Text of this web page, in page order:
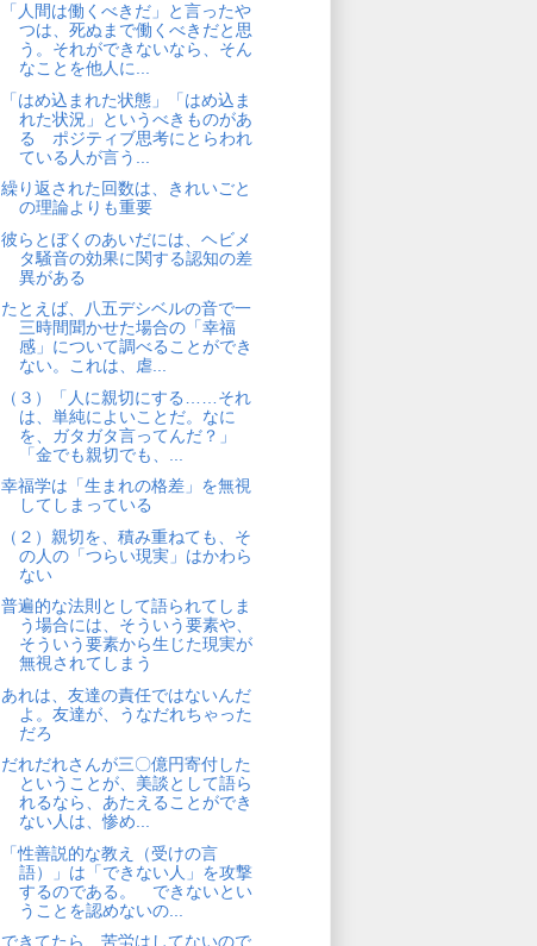
「人間は働くべきだ」と言ったや
つは、死ぬまで働くべきだと思
う。それができないなら、そん
なことを他人に...
「はめ込まれた状態」「はめ込ま
れた状況」というべきものがあ
る ポジティブ思考にとらわれ
ている人が言う...
繰り返された回数は、きれいごと
の理論よりも重要
彼らとぼくのあいだには、ヘビメ
タ騒音の効果に関する認知の差
異がある
たとえば、八五デシベルの音で一
三時間聞かせた場合の「幸福
感」について調べることができ
ない。これは、虐...
（３）「人に親切にする……それ
は、単純によいことだ。なに
を、ガタガタ言ってんだ？」
「金でも親切でも、...
幸福学は「生まれの格差」を無視
してしまっている
（２）親切を、積み重ねても、そ
の人の「つらい現実」はかわら
ない
普遍的な法則として語られてしま
う場合には、そういう要素や、
そういう要素から生じた現実が
無視されてしまう
あれは、友達の責任ではないんだ
よ。友達が、うなだれちゃった
だろ
だれだれさんが三〇億円寄付した
ということが、美談として語ら
れるなら、あたえることができ
ない人は、惨め...
「性善説的な教え（受けの言
語）」は「できない人」を攻撃
するのである。 できないとい
うことを認めないの...
できてたら、苦労はしてないので